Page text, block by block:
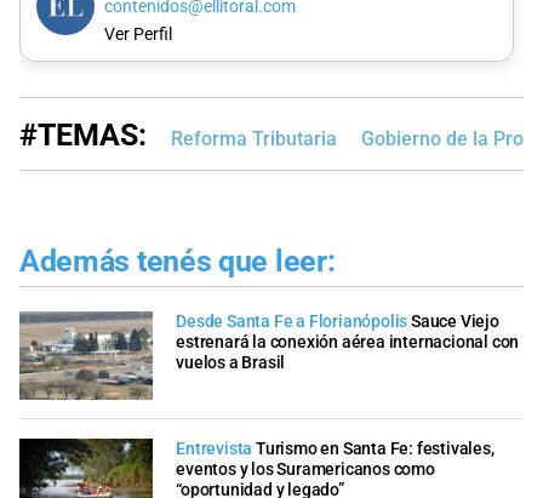
contenidos@ellitoral.com
Ver Perfil
#TEMAS: Reforma Tributaria Gobierno de la
Además tenés que leer:
Desde Santa Fe a FlorianópolisSauce Viejo
estrenará la conexión aérea internacional con
vuelos a Brasil
Entrevista Turismo en Santa Fe: festivales,
eventos y los Suramericanos como
“oportunidad y legado”